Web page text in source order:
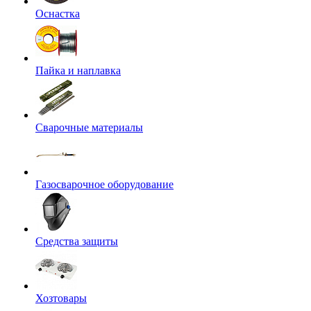
Оснастка
Пайка и наплавка
Сварочные материалы
Газосварочное оборудование
Средства защиты
Хозтовары